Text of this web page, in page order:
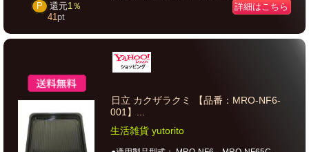
P 還元1％
41 pt
詳細はこちら
日立 カクザラクミ 【品番：MRO-NF6-
001】...
生活雑貨 yutorito